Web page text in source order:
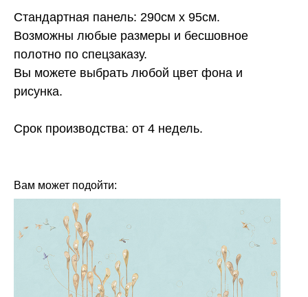
Стандартная панель: 290см х 95см.
Возможны любые размеры и бесшовное
полотно по спецзаказу.
Вы можете выбрать любой цвет фона и
рисунка.
Срок производства: от 4 недель.
Вам может подойти: